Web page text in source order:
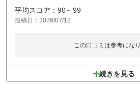
昼から少しバテて前の組と遅れを取ってしま
スタッフの方もにこやかに迎えてくれました
また次回も行きます
平均スコア：90～99
投稿日：2026/07/12
この口コミは参考にな
続きを見る